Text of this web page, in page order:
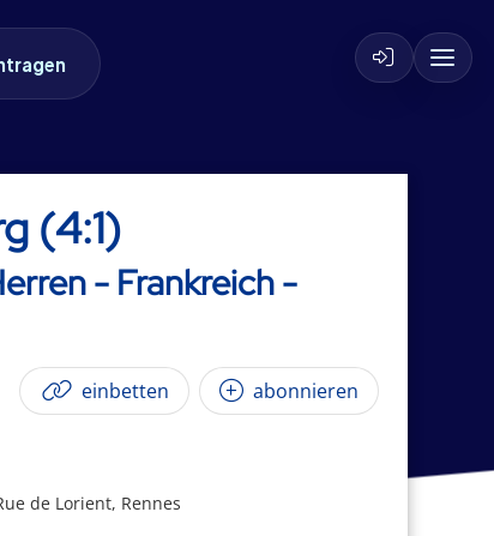
(4:1)
- Frankreich -
einbetten abonnieren
de Lorient, Rennes